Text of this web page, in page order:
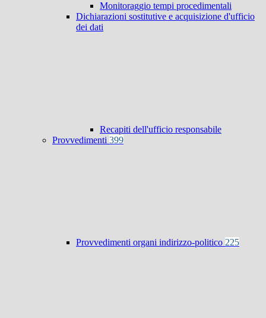
Monitoraggio tempi procedimentali
Dichiarazioni sostitutive e acquisizione d'ufficio
dei dati
Recapiti dell'ufficio responsabile
Provvedimenti 399
Provvedimenti organi indirizzo-politico 225